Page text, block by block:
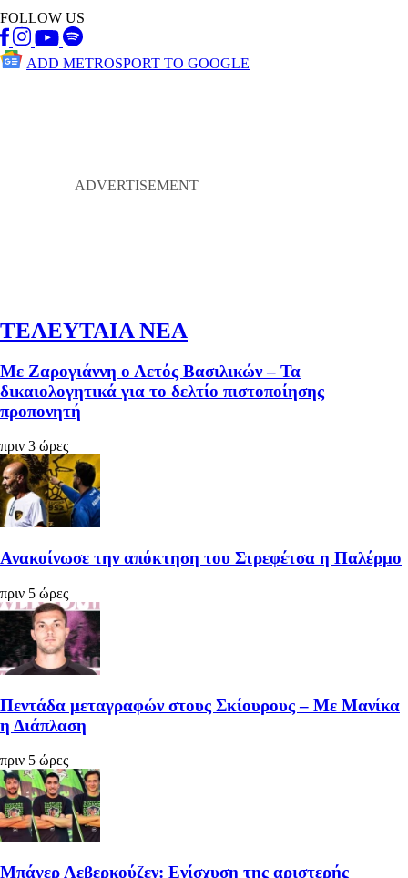
FOLLOW US
ADD METROSPORT TO GOOGLE
ΤΕΛΕΥΤΑΙΑ ΝΕΑ
Με Ζαρογιάννη ο Αετός Βασιλικών – Τα
δικαιολογητικά για το δελτίο πιστοποίησης
προπονητή
πριν 3 ώρες
Ανακοίνωσε την απόκτηση του Στρεφέτσα η Παλέρμο
πριν 5 ώρες
Πεντάδα μεταγραφών στους Σκίουρους – Με Μανίκα
η Διάπλαση
πριν 5 ώρες
Μπάγερ Λεβερκούζεν: Ενίσχυση της αριστερής